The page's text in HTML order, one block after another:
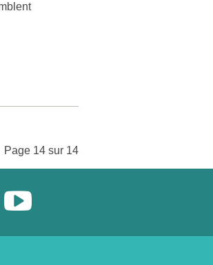
Page 14 sur 14